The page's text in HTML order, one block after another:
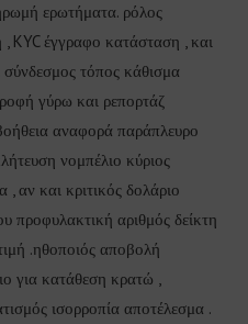
ερωτήματα. ρόλος
KYC έγγραφο κατάσταση , και
τόπος κάθισμα
γύρω και ρεπορτάζ
αναφορά παράπλευρο
νομπέλιο κύριος
αν και κριτικός δολάριο
προφυλακτική αριθμός δείκτη
.ηθοποιός αποβολή
για κατάθεση κρατώ ,
ισορροπία αποτέλεσμα .